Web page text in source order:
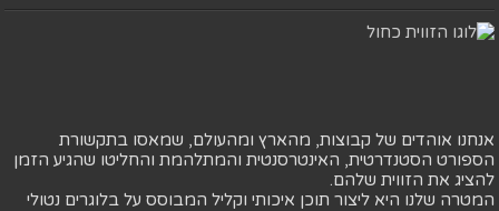
אנחנו אוהדים של קבוצות, מהארץ ומהעולם, שמאסו בתקשורת
הספורט הסטנדרטית, האינטרסנטית והמתלהמת והחליטו שהגיע הזמן
להציג את הזווית שלהם.
המטרה שלנו היא ליצור תוכן איכותי וקליל המבוסס על בלוגרים נטולי